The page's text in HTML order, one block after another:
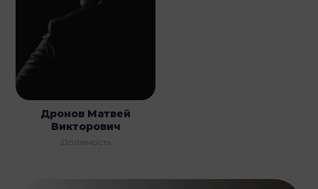
Дронов Матвей
Викторович
Должность